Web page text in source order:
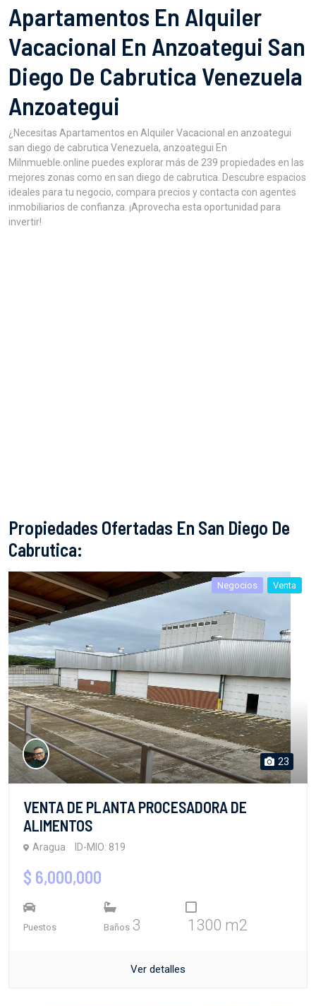
Apartamentos En Alquiler
Vacacional En Anzoategui San
Diego De Cabrutica Venezuela
Anzoategui
¿Necesitas Apartamentos en Alquiler Vacacional en anzoategui
san diego de cabrutica Venezuela, anzoategui En
MiInmueble.online puedes explorar más de 239 propiedades en las
mejores zonas como en san diego de cabrutica. Descubre espacios
ideales para tu negocio, compara precios y contacta con agentes
inmobiliarios de confianza. ¡Aprovecha esta oportunidad para
invertir!
Propiedades Ofertadas En San Diego De
Cabrutica:
Negocios Venta
23
VENTA DE PLANTA PROCESADORA DE
ALIMENTOS
Aragua ID-MIO: 819
$ 6,000,000
Puestos Baños 3 1300 m2
Ver detalles